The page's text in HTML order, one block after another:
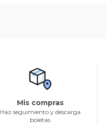
Mis compras
Haz seguimiento y descarga
boletas